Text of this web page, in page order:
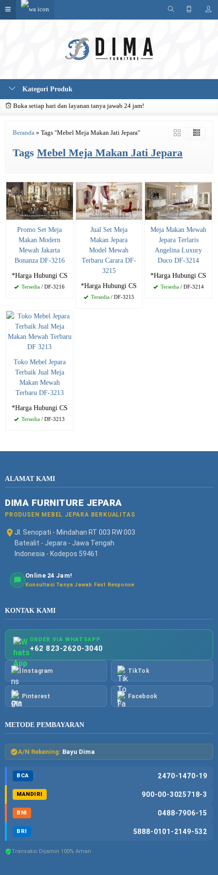
Kategori Produk
Buka setiap hari dan layanan tanya jawab 24 jam!
Beranda » Tags "Mebel Meja Makan Jati Jepara"
Tags Mebel Meja Makan Jati Jepara
Promo Set Meja
Makan Modern
Mewah Jakarta
Bonanza DF-3216
*Harga Hubungi CS
Tersedia / DF-3216
Jual Set Meja
Makan Jepara
Model Mewah
Terbaru Carara DF-
3215
*Harga Hubungi CS
Tersedia/ DF-3215
Meja Makan Mewah
Jepara Terlaris
Angelina Luxury
Duco DF-3214
*Harga Hubungi CS
Tersedia/ DF-3214
Toko Mebel Jepara
Terbaik Jual Meja
Makan Mewah
Terbaru DF-3213
*Harga Hubungi CS
Tersedia / DF-3213
ALAMAT KAMI
DIMA FURNITURE JEPARA
PRODUSEN MEBEL JEPARA BERKUALITAS
Jl. Senopati - Mindahan RT 003 RW 003
Batealit - Jepara - Jawa Tengah
Indonesia - Kodepos 59461
Online 24 Jam!
Konsultasi Tanya Jawab Fast Response
KONTAK KAMI
ORDER VIA WHATSAPP
+62 823-2620-3040
Instagram TikTok
Pinterest Facebook
METODE PEMBAYARAN
A/N Rekening: Bayu Dima
BCA 2470-1470-19
MANDIRI 900-00-3025718-3
BNI 0488-7906-15
BRI 5888-0101-2149-532
Transaksi Dijamin 100% Aman